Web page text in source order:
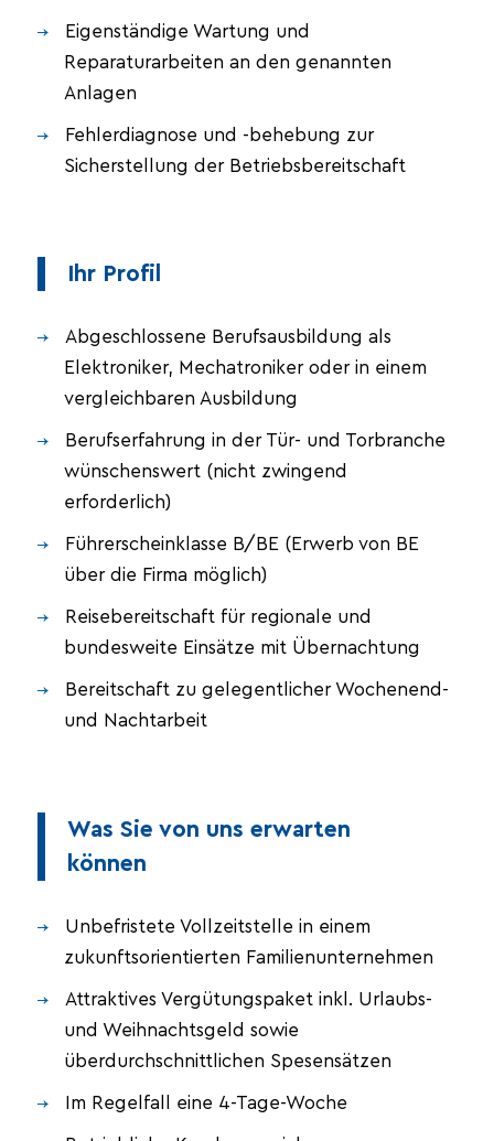
Eigenständige Wartung und
Reparaturarbeiten an den genannten
Anlagen
Fehlerdiagnose und -behebung zur
Sicherstellung der Betriebsbereitschaft
Ihr Profil
Abgeschlossene Berufsausbildung als
Elektroniker, Mechatroniker oder in einem
vergleichbaren Ausbildung
Berufserfahrung in der Tür- und Torbranche
wünschenswert (nicht zwingend
erforderlich)
Führerscheinklasse B/BE (Erwerb von BE
über die Firma möglich)
Reisebereitschaft für regionale und
bundesweite Einsätze mit Übernachtung
Bereitschaft zu gelegentlicher Wochenend-
und Nachtarbeit
Was Sie von uns erwarten
können
Unbefristete Vollzeitstelle in einem
zukunftsorientierten Familienunternehmen
Attraktives Vergütungspaket inkl. Urlaubs-
und Weihnachtsgeld sowie
überdurchschnittlichen Spesensätzen
Im Regelfall eine 4-Tage-Woche